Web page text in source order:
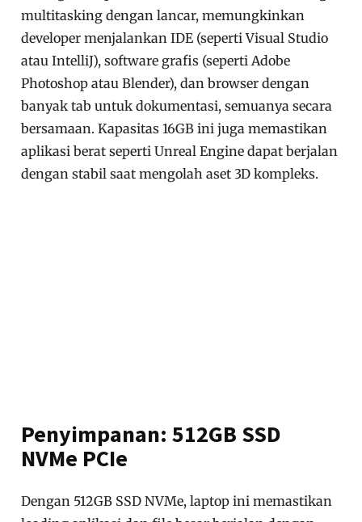
multitasking dengan lancar, memungkinkan
developer menjalankan IDE (seperti Visual Studio
atau IntelliJ), software grafis (seperti Adobe
Photoshop atau Blender), dan browser dengan
banyak tab untuk dokumentasi, semuanya secara
bersamaan. Kapasitas 16GB ini juga memastikan
aplikasi berat seperti Unreal Engine dapat berjalan
dengan stabil saat mengolah aset 3D kompleks.
Penyimpanan: 512GB SSD
NVMe PCIe
Dengan 512GB SSD NVMe, laptop ini memastikan